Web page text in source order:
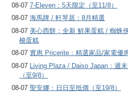
08-07 7-Eleven：5天限定（至11/8）
08-07 海馬牌 / 軒琴居：8月精選
08-07 美心西餅：全新 鮮果蛋糕 / 蜘蛛
梭蛋糕
08-07 實惠 Pricerite：精選家品/家電優
08-07
Living Plaza / Daiso Japan：週
（至9/8）
08-07 聖安娜：日日至抵價（至19/8）